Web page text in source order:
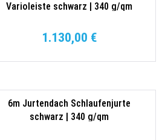
Varioleiste schwarz | 340 g/qm
1.130,00 €
6m Jurtendach Schlaufenjurte
schwarz | 340 g/qm